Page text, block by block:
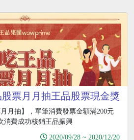
票月月抽王品股票現金獎
月抽】，單筆消費發票金額滿200元
消費成功核銷王品振興
2020/09/28 ~ 2020/12/20